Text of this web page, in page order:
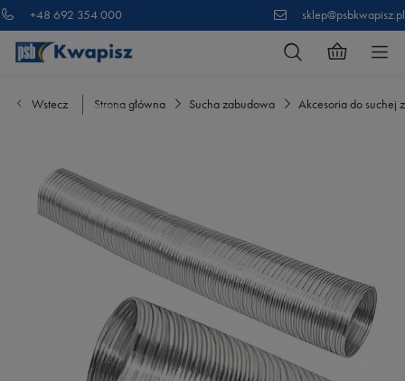
+48 692 354 000 sklep@psbkwapisz.pl
Wstecz Strona główna Sucha zabudowa Akcesoria do suchej